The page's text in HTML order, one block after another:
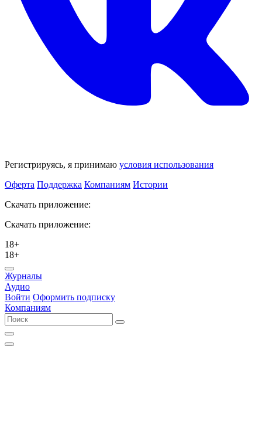
Регистрируясь, я принимаю условия использования
Оферта Поддержка Компаниям Истории
Скачать приложение:
Скачать приложение:
18+
18+
Журналы
Аудио
Войти Оформить подписку
Компаниям